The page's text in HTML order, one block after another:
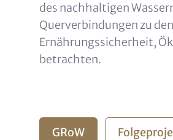
des nachhaltigen
Querverbindungen zu
Ernährungssicherheit,
betrachten.
Buttons (optional)
GRoW